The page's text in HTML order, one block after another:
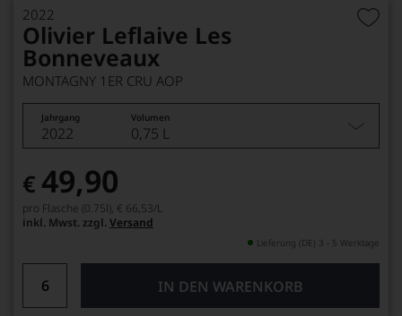
2022
Olivier Leflaive Les
Bonneveaux
MONTAGNY 1ER CRU AOP
Jahrgang Volumen
2022 0,75 L
€ 49,90
pro Flasche (0.75l), € 66,53/L
inkl. Mwst. zzgl. Versand
Lieferung (DE) 3 - 5 Werktage
IN DEN WARENKORB